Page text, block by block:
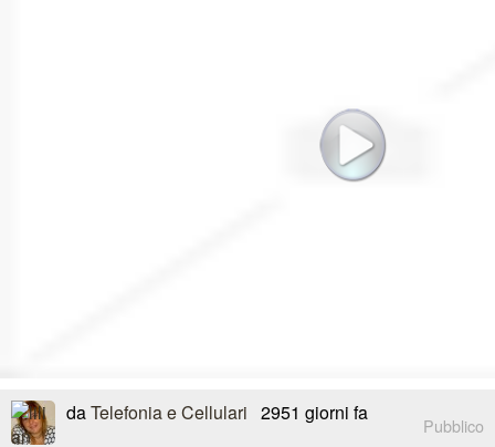
daTelefonia e Cellulari 2951 giorni fa
Pubblico